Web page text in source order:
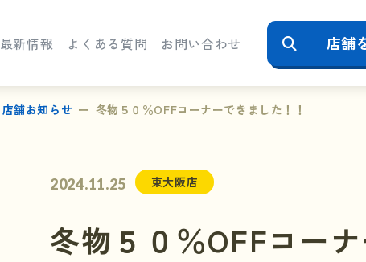
最新情報 よくある質問 お問い合わせ 店舗
店舗お知らせ 冬物５０％OFFコーナーできました！！
2024.11.25 東大阪店
冬物５０％OFFコー